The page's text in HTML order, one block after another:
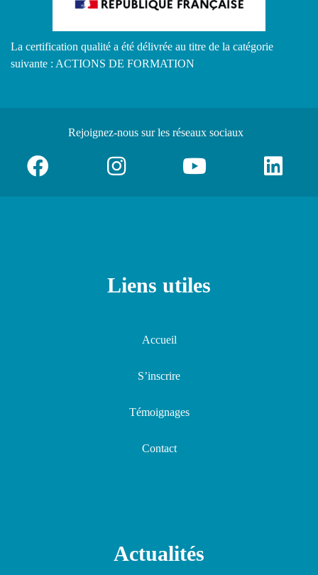
La certification qualité a été délivrée au titre de la catégorie
suivante : ACTIONS DE FORMATION
Rejoignez-nous sur les réseaux sociaux
Liens utiles
Accueil
S’inscrire
Témoignages
Contact
Actualités